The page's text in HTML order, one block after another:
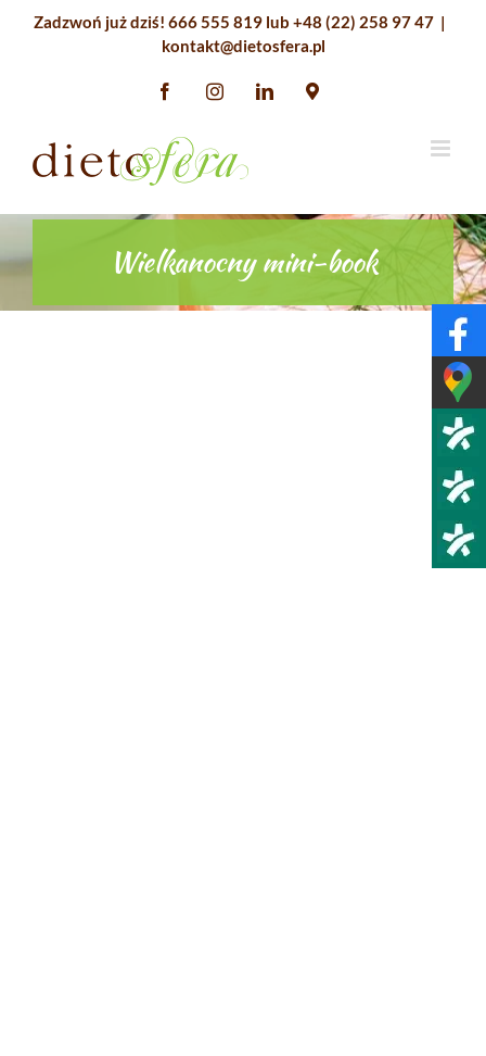
Zadzwoń już dziś! 666 555 819 lub +48 (22) 258 97 47 |
kontakt@dietosfera.pl
FacebookInstagramLinkedInGoogle
Wielkanocny mini-book